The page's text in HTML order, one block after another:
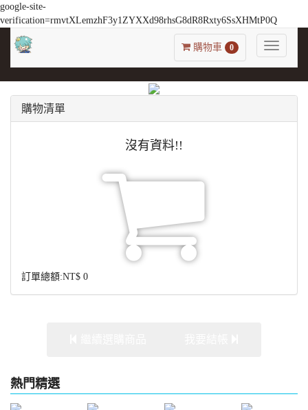
google-site-
verification=rmvtXLemzhF3y1ZYXXd98rhsG8dR8Rxty6SsXHMtP0Q
Toggle
購物車 0
購物清單
沒有資料!!
訂單總額:NT$ 0
熱門精選